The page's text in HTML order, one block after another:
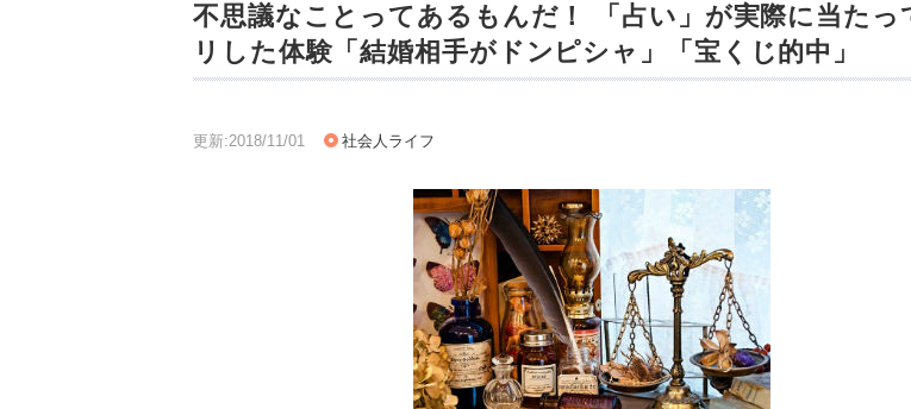
不思議なことってあるもんだ！ 「占い」が実際に当たっ
リした体験「結婚相手がドンピシャ」「宝くじ的中」
更新:2018/11/01 社会人ライフ